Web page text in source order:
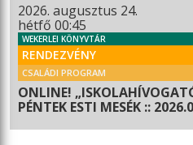
2026. augusztus 24.
hétfő 00:45
WEKERLEI KÖNYVTÁR
RENDEZVÉNY
CSALÁDI PROGRAM
ONLINE!
PÉNTEK ESTI MESÉK ::